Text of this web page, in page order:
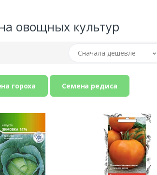
овощных культур
Сначала дешевле
гороха Семена редиса